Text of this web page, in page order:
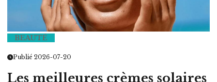
BEAUTÉ
Publié 2026-07-20
Les meilleures crèmes solaires